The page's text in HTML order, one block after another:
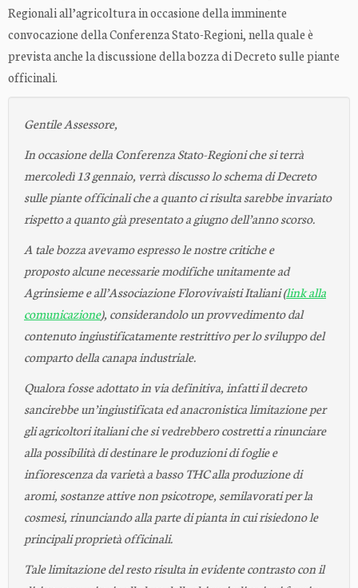
Regionali all’agricoltura in occasione della imminente
convocazione della Conferenza Stato-Regioni, nella quale è
prevista anche la discussione della bozza di Decreto sulle piante
officinali.
Gentile Assessore,
In occasione della Conferenza Stato-Regioni che si terrà
mercoledì 13 gennaio, verrà discusso lo schema di Decreto
sulle piante officinali che a quanto ci risulta sarebbe invariato
rispetto a quanto già presentato a giugno dell’anno scorso.
A tale bozza avevamo espresso le nostre critiche e
proposto alcune necessarie modifiche unitamente ad
Agrinsieme e all’Associazione Florovivaisti Italiani (link alla
comunicazione), considerandolo un provvedimento dal
contenuto ingiustificatamente restrittivo per lo sviluppo del
comparto della canapa industriale.
Qualora fosse adottato in via definitiva, infatti il decreto
sancirebbe un’ingiustificata ed anacronistica limitazione per
gli agricoltori italiani che si vedrebbero costretti a rinunciare
alla possibilità di destinare le produzioni di foglie e
infiorescenza da varietà a basso THC alla produzione di
aromi, sostanze attive non psicotrope, semilavorati per la
cosmesi, rinunciando alla parte di pianta in cui risiedono le
principali proprietà officinali.
Tale limitazione del resto risulta in evidente contrasto con il